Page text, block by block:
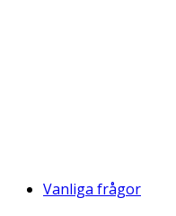
Vanliga frågor